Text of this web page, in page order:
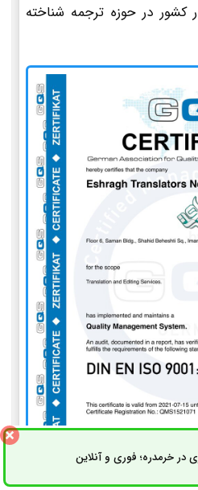
کشور در حوزه ترجمه شناخته
در خرمدره؛ فوری و آنلاینثبت سفارش